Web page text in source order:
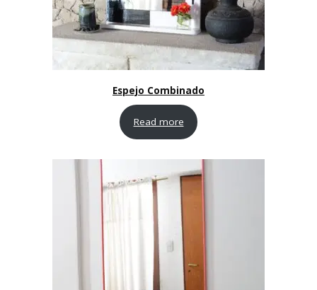
Espejo Combinado
Read more